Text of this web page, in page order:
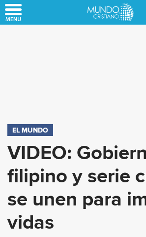
to
EL MUNDO
VIDEO:
filipino y serie
se unen para
vidas